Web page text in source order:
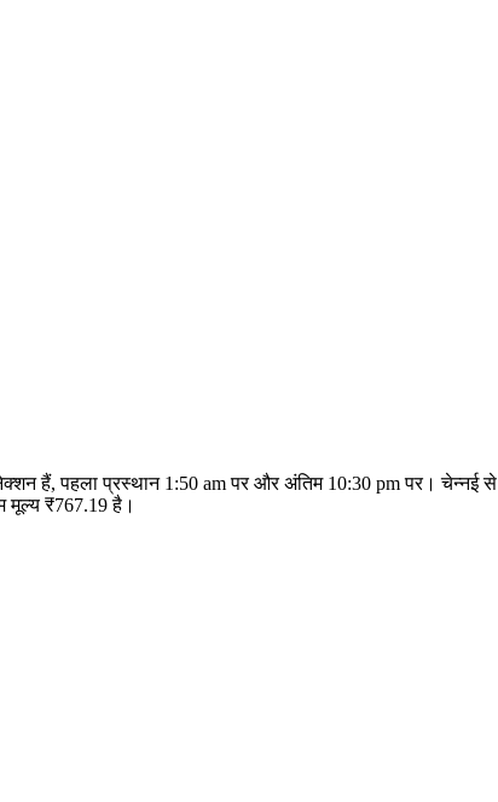
हैं, पहला प्रस्थान 1:50 am पर और अंतिम 10:30 pm पर। चेन्नई से
मूल्य ₹767.19 है।